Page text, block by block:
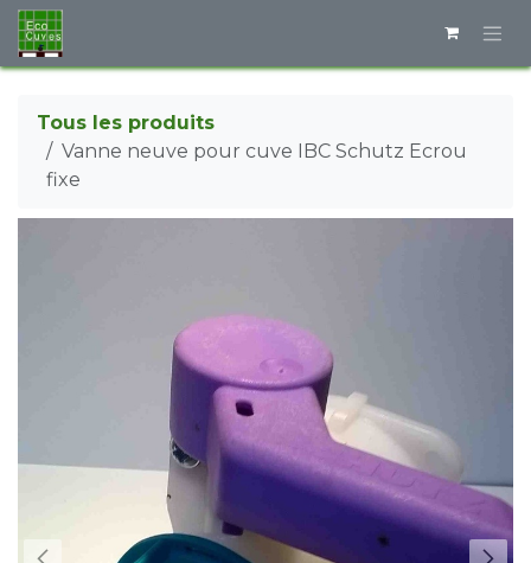
Se rendre au contenu
Tous les produits
Vanne neuve pour cuve IBC Schutz Ecrou
fixe